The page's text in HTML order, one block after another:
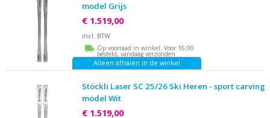
model Grijs
€ 1.519,00
incl. BTW
Op voorraad in winkel. Voor 16:00
besteld, vandaag verzonden
Alleen afhalen in de winkel
Stöckli Laser SC 25/26 Ski Heren - sport carving
model Wit
€ 1.519,00